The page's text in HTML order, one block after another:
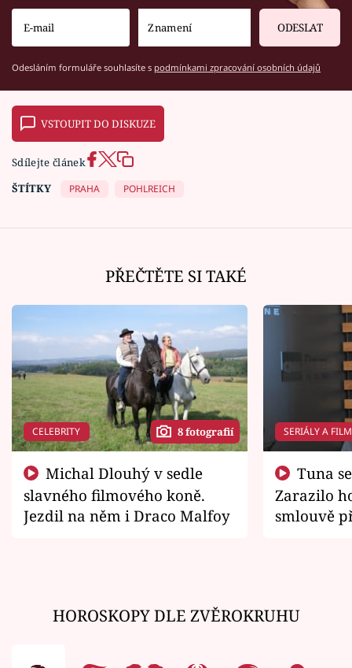
ODESLAT
Odesláním formuláře souhlasíte s podmínkami zpracování osobních údajů
VSTOUPIT DO DISKUZE
Sdílejte článek
ŠTÍTKY
PRAHA POHLREICH
PŘEČTĚTE SI TAKÉ
CELEBRITY 8 fotografií
slavného filmového koně.
Jezdil na něm i Draco Malfoy
SERIÁLY A
Zarazilo
smlouvě
HOROSKOPY DLE ZVĚROKRUHU